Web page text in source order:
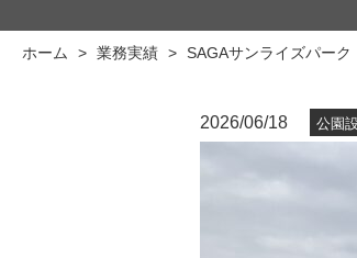
ホーム 業務実績 SAGAサンライズパーク
2026/06/18 公園